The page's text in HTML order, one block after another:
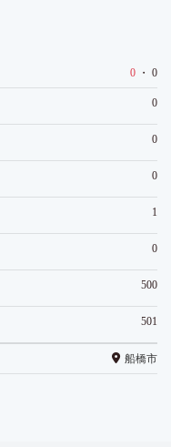
0 ・ 0
0
0
0
1
0
500
501
船橋市